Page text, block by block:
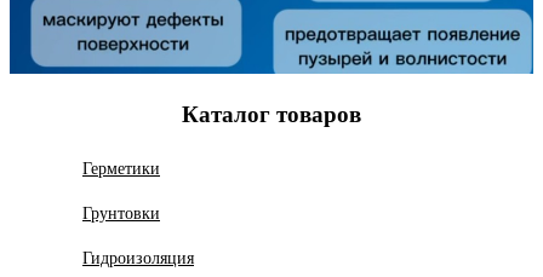
Каталог товаров
Герметики
Грунтовки
Гидроизоляция